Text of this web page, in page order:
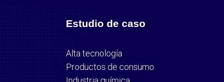
Estudio de caso
Alta tecnología
Productos de consumo